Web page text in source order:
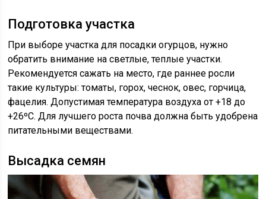
Подготовка участка
При выборе участка для посадки огурцов, нужно
обратить внимание на светлые, теплые участки.
Рекомендуется сажать на место, где раннее росли
такие культуры: томаты, горох, чеснок, овес, горчица,
фацелия. Допустимая температура воздуха от +18 до
+26ºС. Для лучшего роста почва должна быть удобрена
питательными веществами.
Высадка семян